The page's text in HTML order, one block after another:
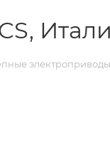
электроприводы